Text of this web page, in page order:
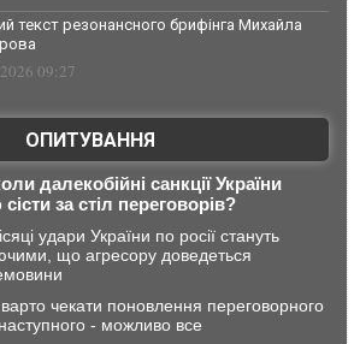
текст резонансного брифінга Михайла
09:27
ОПИТУВАННЯ
далекобійні санкції України
за стіл переговорів?
удари України по росії стануть
що агресору доведеться
чекати поновлення переговорного
- можливо все